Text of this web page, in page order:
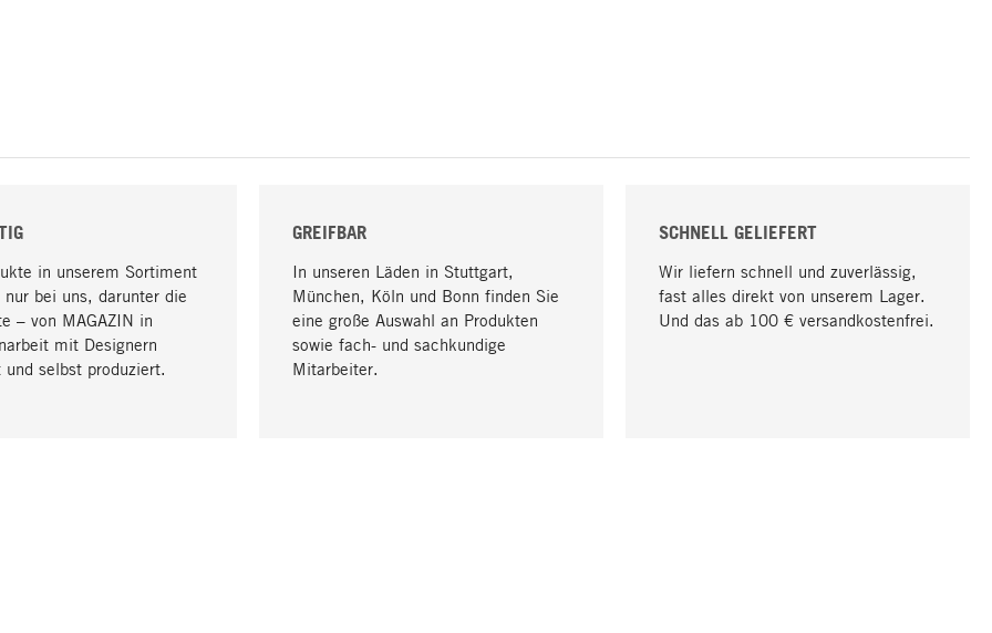
in unserem Sortiment
bei uns, darunter die
– von MAGAZIN in
mit Designern
selbst produziert.
GREIFBAR
In unseren Läden in Stuttgart,
München, Köln und Bonn finden Sie
eine große Auswahl an Produkten
sowie fach- und sachkundige
Mitarbeiter.
SCHNELL GELIEFERT
Wir liefern schnell und zuverlässig,
fast alles direkt von unserem Lager.
Und das ab 100 € versandkostenfrei.